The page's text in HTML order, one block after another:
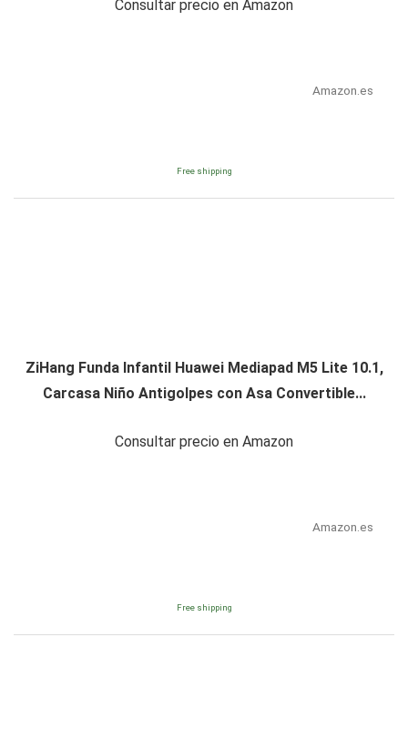
Consultar precio en Amazon
Amazon.es
Free shipping
ZiHang Funda Infantil Huawei Mediapad M5 Lite 10.1,
Carcasa Niño Antigolpes con Asa Convertible...
Consultar precio en Amazon
Amazon.es
Free shipping